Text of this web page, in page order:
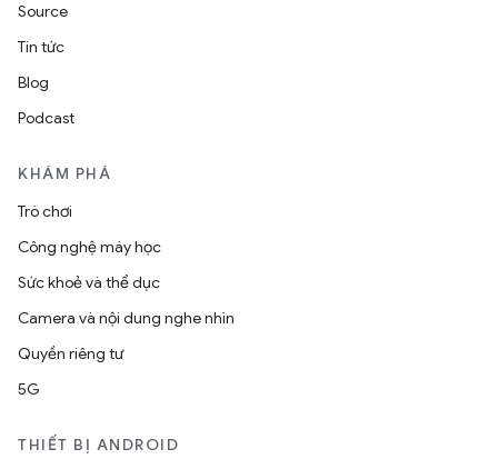
Source
Tin tức
Blog
Podcast
KHÁM PHÁ
Trò chơi
Công nghệ máy học
Sức khoẻ và thể dục
Camera và nội dung nghe nhìn
Quyền riêng tư
5G
THIẾT BỊ ANDROID